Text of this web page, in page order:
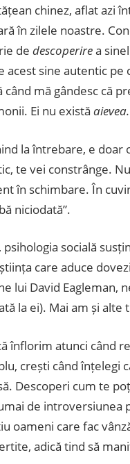
chinez, aflat azi
în zilele noastre.
de descoperirea
acest sine autentic
când mă gândesc că
Ei nu există aievea.
la întrebare, e doar
te vei constrânge.
în schimbare. În
niciodată”.
psihologia socială
care aduce
lui David Eagleman,
la ei). Mai am și
înflorim atunci când
crești când înțelegi
Descoperi cum te
de introversiunea
oameni care fac
adică tind să